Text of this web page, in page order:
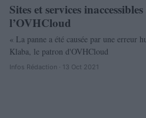
Sites et services
l’OVHCloud
« La panne a été causée par une erreur
Klaba, le patron d'OVHCloud
Infos Rédaction · 13 Oct 2021